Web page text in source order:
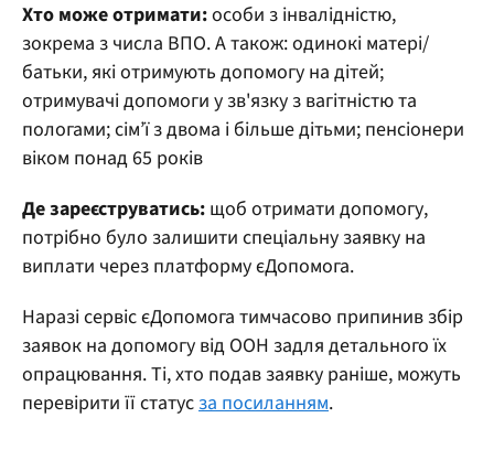
Хто може отримати:особи з інвалідністю,
зокрема з числа ВПО. А також: одинокі матері/
батьки, які отримують допомогу на дітей;
отримувачі допомоги у зв'язку з вагітністю та
пологами; сім’ї з двома і більше дітьми; пенсіонери
віком понад 65 років
Де зареєструватись: щоб отримати допомогу,
потрібно було залишити спеціальну заявку на
виплати через платформу єДопомога.
Наразі сервіс єДопомога тимчасово припинив збір
заявок на допомогу від ООН задля детального їх
опрацювання. Ті, хто подав заявку раніше, можуть
перевірити її статусза посиланням.